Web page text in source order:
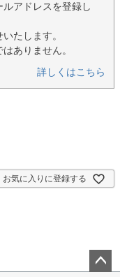
アドレスを登録し
たします。
ありません。
詳しくはこちら
お気に入りに登録する